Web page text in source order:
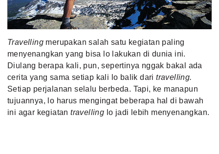
MLDPOINTS
SEARCH
Travelling merupakan salah satu kegiatan paling
menyenangkan yang bisa lo lakukan di dunia ini.
Diulang berapa kali, pun, sepertinya nggak bakal ada
cerita yang sama setiap kali lo balik daritravelling.
Setiap perjalanan selalu berbeda. Tapi, ke manapun
tujuannya, lo harus mengingat beberapa hal di bawah
ini agar kegiatantravelling lo jadi lebih menyenangkan.